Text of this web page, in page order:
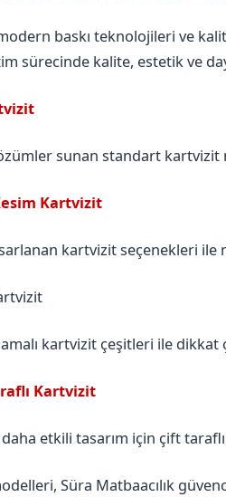
baskı teknolojileri ve
sürecinde kalite, estetik ve
sunan standart
Kartvizit
kartvizit seçenekleri ile
kartvizit çeşitleri ile dikkat
Kartvizit
etkili tasarım için çift
Süra Matbaacılık